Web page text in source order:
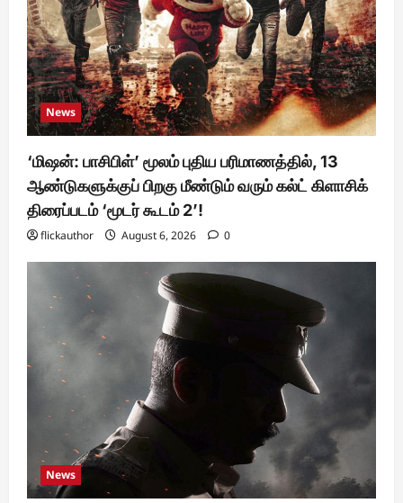
News
‘மிஷன்: பாசிபிள்’ மூலம் புதிய பரிமாணத்தில், 13
ஆண்டுகளுக்குப் பிறகு மீண்டும் வரும் கல்ட் கிளாசிக்
திரைப்படம் ‘மூடர் கூடம் 2’!
flickauthor August 6, 2026 0
News